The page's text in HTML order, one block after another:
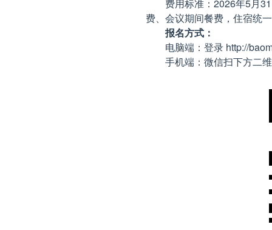
费用标准：2026年5月
费、会议期间餐费，住宿统
报名方式：
电脑端：登录 http://
手机端：微信扫下方二